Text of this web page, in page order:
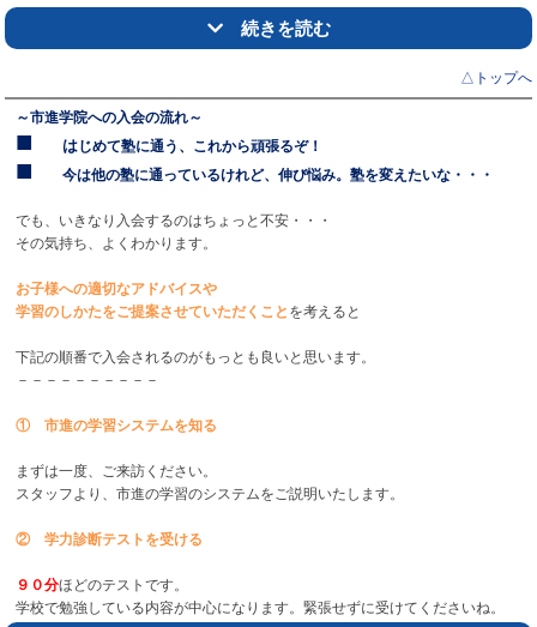
まずは綾瀬教室で無料体験！！
「興味はあるけど、どんなふうに進めるんだろう･･･」
「動く図形を見る楽しさを、体験してみたい！」
綾瀬教室では、ただいま無料の 体験授業
ぜひこの機会をご活用ください☆
どうしたらいいですか？
また、映像を視聴して問題を解いた後、
わからないところは、必ず質問しに行きましょう。
教室でもご自宅でも
欠席された場合以外でも、
授業の復習として何度でも利用できます。
● 質問について
Q.分からないところがある場合は、
授業の前後はもちろん、授業がない日でも対応できます。
続きを読む
△トップへ
～市進学院への入会の流れ～
■ はじめて塾に通う、これから頑張るぞ！
■ 今は他の塾に通っているけれど、伸び悩み。塾を変えたいな・・・
でも、いきなり入会するのはちょっと不安・・・
その気持ち、よくわかります。
お子様への適切なアドバイスや
学習のしかたをご提案させていただくこと を考えると
下記の順番で入会されるのがもっとも良いと思います。
－－－－－－－－－－
① 市進の学習システムを知る
まずは一度、ご来訪ください。
スタッフより、市進の学習のシステムをご説明いたします。
② 学力診断テストを受ける
９０分ほどのテストです。
学校で勉強している内容が中心になります。緊張せずに受けてくださいね。